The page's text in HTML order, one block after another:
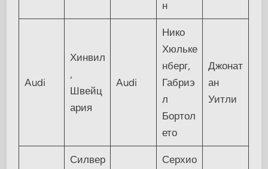
н
Audi
Хинвил
,
Швейц
ария
Audi
Нико
Хюльке
нберг,
Габриэ
л
Бортол
ето
Джонат
ан
Уитли
Силвер
Серхио